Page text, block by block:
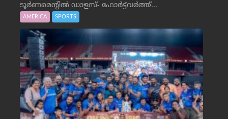
ടൂർണമെന്റിൽ ഡാളസ്- ഫോർട്ട്‌വര്‍ത്ത്...
AMERICA SPORTS